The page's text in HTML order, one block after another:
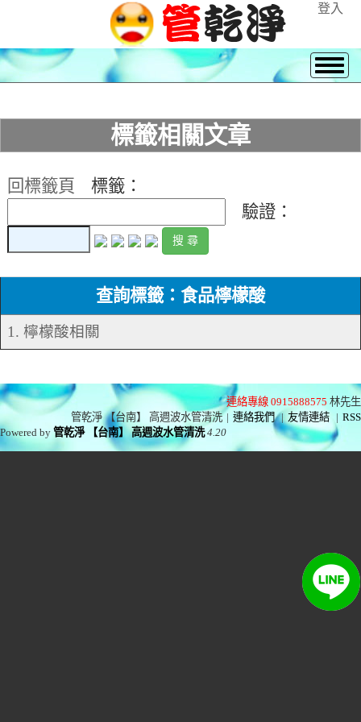
登入
標籤相關文章
回標籤頁
標籤：
驗證：
查詢標籤：食品檸檬酸
1. 檸檬酸相關
連絡專線 0915888575 林先生
管乾淨 【台南】 高週波水管清洗 | 連絡我們 | 友情連結 | RSS
Powered by管乾淨 【台南】 高週波水管清洗 4.20